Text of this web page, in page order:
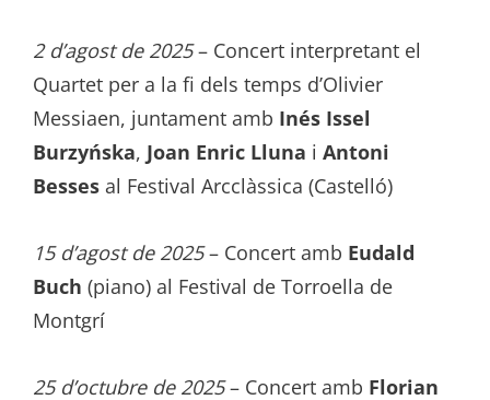
2 d’agost de 2025– Concert interpretant el
Quartet per a la fi dels temps d’Olivier
Messiaen, juntament amb Inés Issel
Burzyńska, Joan Enric Lluna i Antoni
Besses al Festival Arcclàssica (Castelló)
15 d’agost de 2025– Concert amb Eudald
Buch (piano) al Festival de Torroella de
Montgrí
25 d’octubre de 2025– Concert amb Florian